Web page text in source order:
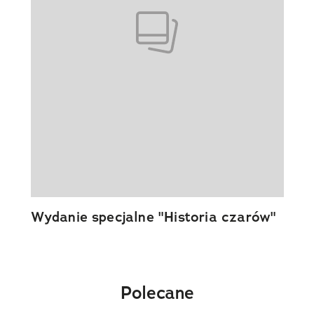
Wydanie specjalne "Historia czarów"
Polecane